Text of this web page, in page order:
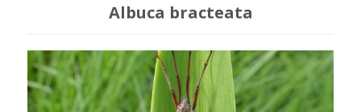
Albuca bracteata